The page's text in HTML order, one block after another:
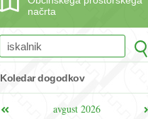
načrta
Koledar dogodkov
avgust 2026